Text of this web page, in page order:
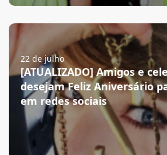
22 de julho
[ATUALIZADO] Amigos e
desejam Feliz Aniversário
em redes sociais